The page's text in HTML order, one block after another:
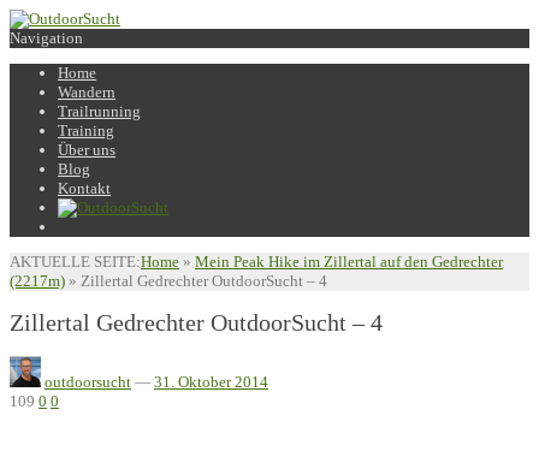
Navigation
Home
Wandern
Trailrunning
Training
Über uns
Blog
Kontakt
AKTUELLE SEITE:Home » Mein Peak Hike im Zillertal auf den Gedrechter
(2217m) » Zillertal Gedrechter OutdoorSucht – 4
Zillertal Gedrechter OutdoorSucht – 4
outdoorsucht — 31. Oktober 2014
109 0 0